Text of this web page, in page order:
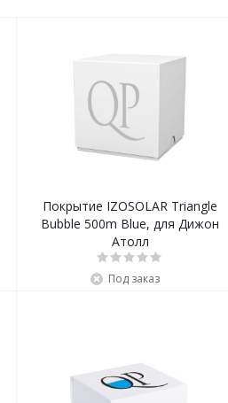
Покрытие IZOSOLAR Triangle
Bubble 500m Blue, для Дижон
Атолл
Под заказ